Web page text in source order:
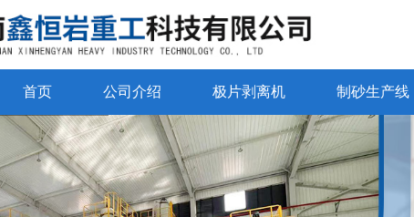
首页 公司介绍 极片剥离机 制砂生产线